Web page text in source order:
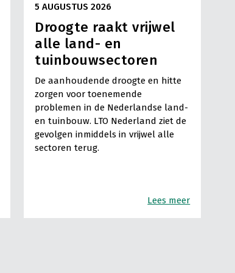
5 AUGUSTUS 2026
Droogte raakt vrijwel
alle land- en
tuinbouwsectoren
De aanhoudende droogte en hitte
zorgen voor toenemende
problemen in de Nederlandse land-
en tuinbouw. LTO Nederland ziet de
gevolgen inmiddels in vrijwel alle
sectoren terug.
Lees meer